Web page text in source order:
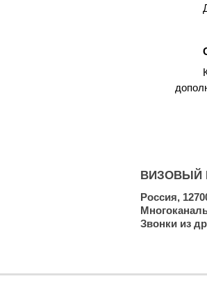
ВИЗОВЫЙ
Россия,
Звонки из